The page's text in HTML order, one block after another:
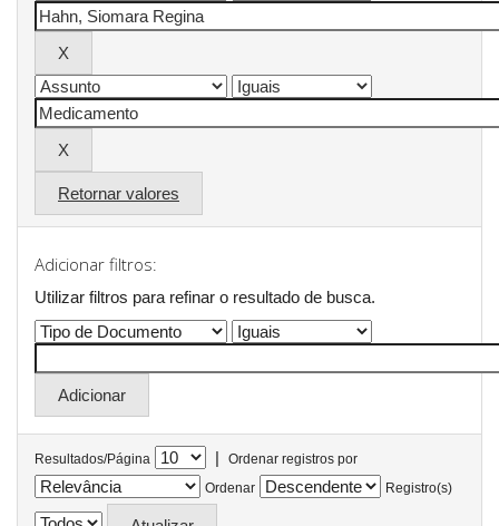
Retornar valores
Adicionar filtros:
Utilizar filtros para refinar o resultado de busca.
Resultados/Página |
Ordenar registros por
Ordenar
Registro(s)